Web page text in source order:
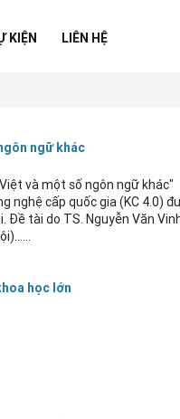
KIỆN LIÊN HỆ
ngữ khác
và một số ngôn ngữ khác"
nghệ cấp quốc gia (KC 4.0)
. Đề tài do TS. Nguyễn Văn
)......
học lớn